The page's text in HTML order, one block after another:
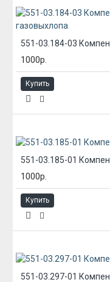
1000р.
Купить
1000р.
Купить